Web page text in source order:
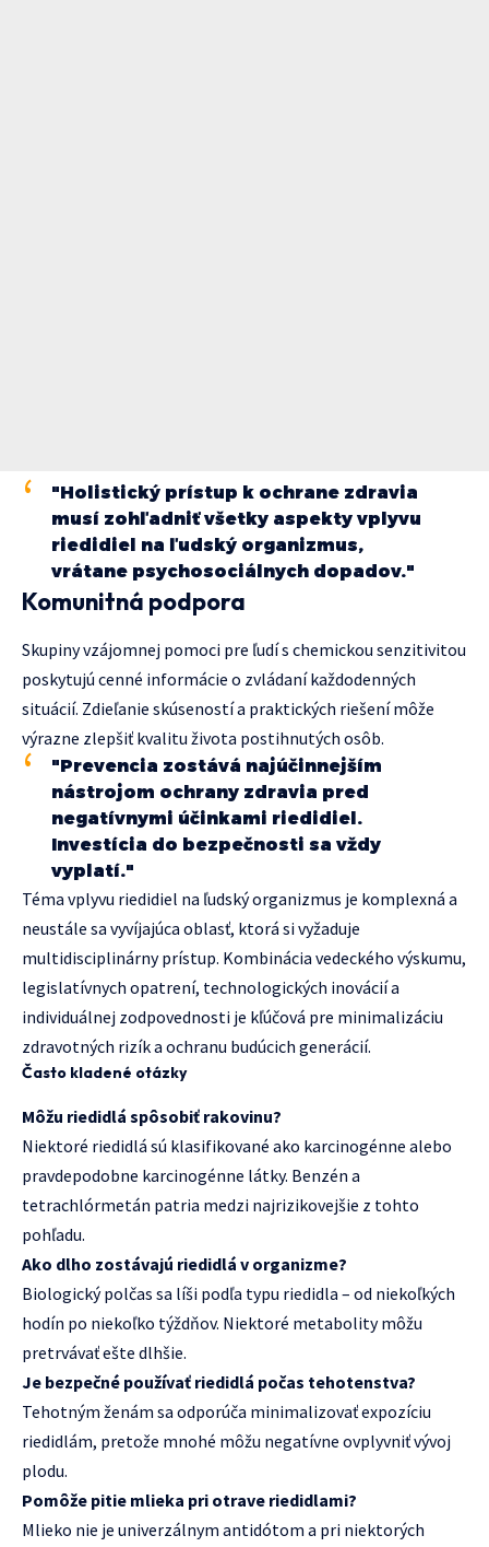
"Holistický prístup k ochrane zdravia
musí zohľadniť všetky aspekty vplyvu
riedidiel na ľudský organizmus,
vrátane psychosociálnych dopadov."
Komunitná podpora
Skupiny vzájomnej pomoci pre ľudí s chemickou senzitivitou
poskytujú cenné informácie o zvládaní každodenných
situácií. Zdieľanie skúseností a praktických riešení môže
výrazne zlepšiť kvalitu života postihnutých osôb.
"Prevencia zostává najúčinnejším
nástrojom ochrany zdravia pred
negatívnymi účinkami riedidiel.
Investícia do bezpečnosti sa vždy
vyplatí."
Téma vplyvu riedidiel na ľudský organizmus je komplexná a
neustále sa vyvíjajúca oblasť, ktorá si vyžaduje
multidisciplinárny prístup. Kombinácia vedeckého výskumu,
legislatívnych opatrení, technologických inovácií a
individuálnej zodpovednosti je kľúčová pre minimalizáciu
zdravotných rizík a ochranu budúcich generácií.
Často kladené otázky
Môžu riedidlá spôsobiť rakovinu?
Niektoré riedidlá sú klasifikované ako karcinogénne alebo
pravdepodobne karcinogénne látky. Benzén a
tetrachlórmetán patria medzi najrizikovejšie z tohto
pohľadu.
Ako dlho zostávajú riedidlá v organizme?
Biologický polčas sa líši podľa typu riedidla – od niekoľkých
hodín po niekoľko týždňov. Niektoré metabolity môžu
pretrvávať ešte dlhšie.
Je bezpečné používať riedidlá počas tehotenstva?
Tehotným ženám sa odporúča minimalizovať expozíciu
riedidlám, pretože mnohé môžu negatívne ovplyvniť vývoj
plodu.
Pomôže pitie mlieka pri otrave riedidlami?
Mlieko nie je univerzálnym antidótom a pri niektorých